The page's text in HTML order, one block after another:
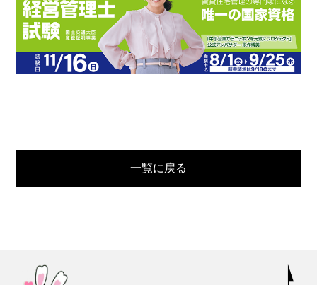
一覧に戻る